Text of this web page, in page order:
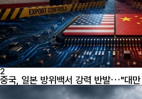
2
중국, 일본 방위백서 강력 반발…"대